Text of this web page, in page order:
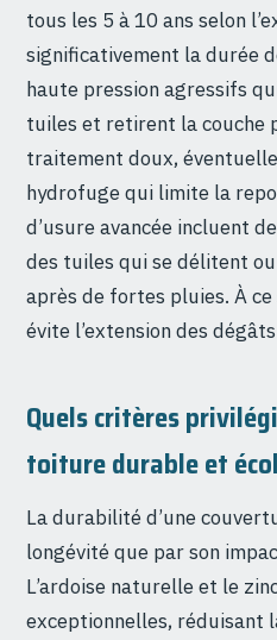
tous les 5 à 10 ans selon
significativement la durée
haute pression agressifs
tuiles et retirent la couche
traitement doux,
hydrofuge qui limite la
d’usure avancée incluent
des tuiles qui se délitent
après de fortes pluies. À
évite l’extension des
Quels critères
toiture durable et
La durabilité d’une
longévité que par son
L’ardoise naturelle et le
exceptionnelles, réduisant